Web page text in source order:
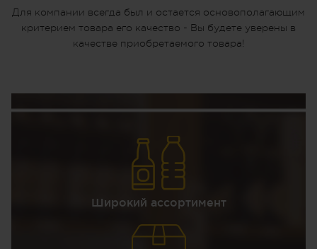
Для компании всегда был и остается основополагающим
критерием товара его качество - Вы будете уверены в
качестве приобретаемого товара!
Широкий ассортимент